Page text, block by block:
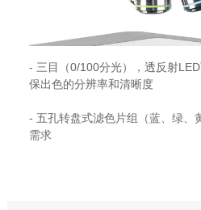
- 三目（0/100分光），透反射
保出色的分辨率和清晰度
- 五孔转盘式滤色片组（蓝、绿、
需求